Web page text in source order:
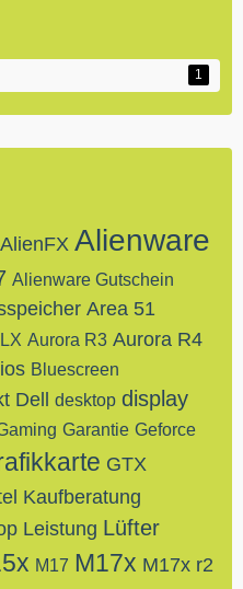
1
AlienFX Alienware
Alienware Gutschein
Area 51
Aurora R3 Aurora R4
Bluescreen
Dell desktop display
Garantie Geforce
GTX
Kaufberatung
Leistung Lüfter
M17 M17x M17x r2